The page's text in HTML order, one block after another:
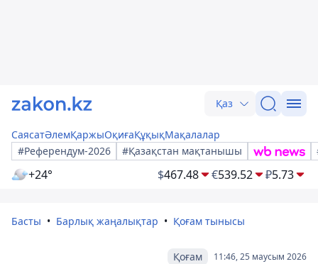
Қаз
СаясатӘлемҚаржыОқиғаҚұқықМақалалар
#Референдум-2026
#Қазақстан мақтанышы
+24° $467.48 €539.52 ₽5.73
Басты Барлық жаңалықтар Қоғам тынысы
11:46, 25 маусым 2026
Қоғам